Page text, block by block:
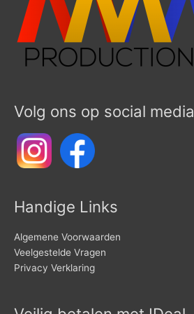
Volg ons op social media
Handige Links
Algemene Voorwaarden
Veelgestelde Vragen
Privacy Verklaring